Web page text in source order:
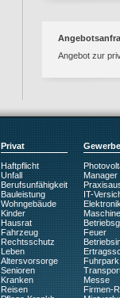
Angebot zur
Privat
Haftpflicht
Unfall
Berufsunfähigkeit
Bauleistung
Wohngebäude
Kinder
Hausrat
Fahrzeug
Rechtsschutz
Leben
Altersvorsorge
Senioren
Kranken
Reisen
Gewerbe
Manager
IT-
Feuer
Fuhrpark
Messe
Firmen-